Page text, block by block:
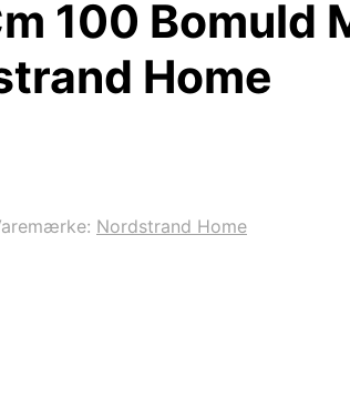
100 Bomuld
Home
Nordstrand Home